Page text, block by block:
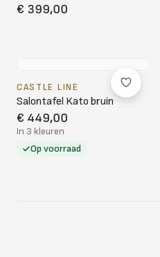
€ 399,00
CASTLE LINE
Salontafel Kato bruin
€ 449,00
In 3 kleuren
Op voorraad